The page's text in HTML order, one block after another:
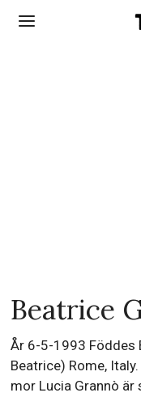
Beatrice
År 6-5-1993 Föddes
Beatrice) Rome,
mor Lucia Grannò